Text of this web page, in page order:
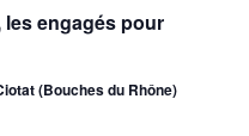
engagés pour
(Bouches du Rhône)